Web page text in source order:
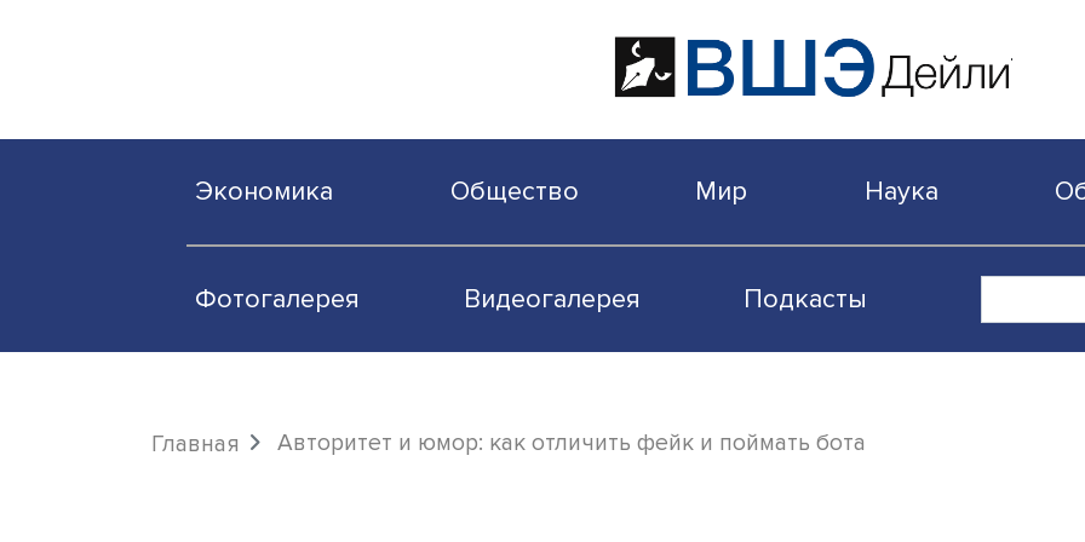
Фотогалерея Видеогалерея Подкасты